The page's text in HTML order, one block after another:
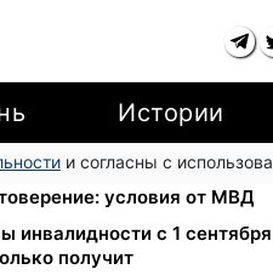
Истории
и согласны с
бесплатно
условия от МВД
инвалидности с 1
получит